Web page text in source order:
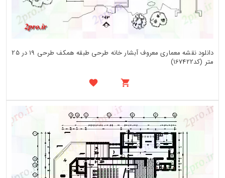
دانلود نقشه معماری معروف آبشار خانه طرحی طبقه همکف طرحی 19 در 25
متر (کد167422)